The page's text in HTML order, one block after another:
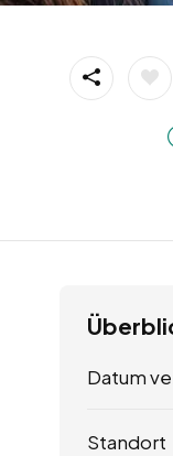
Datum
Standort